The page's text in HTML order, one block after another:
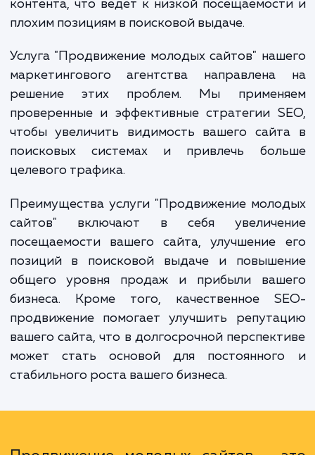
потенциальных клиентов. Причиной
является отсутствие оптимизации
поисковых систем и недостаточное
контента, что ведет к низкой
плохим позициям в поисковой выдаче.
Услуга "Продвижение молодых сайтов"
маркетингового агентства
решение этих проблем. Мы
чтобы увеличить видимость вашего
поисковых системах и привлечь
целевого трафика.
Преимущества услуги "Продвижение
сайтов" включают в себя
посещаемости вашего сайта, улучшение
позиций в поисковой выдаче и
общего уровня продаж и прибыли